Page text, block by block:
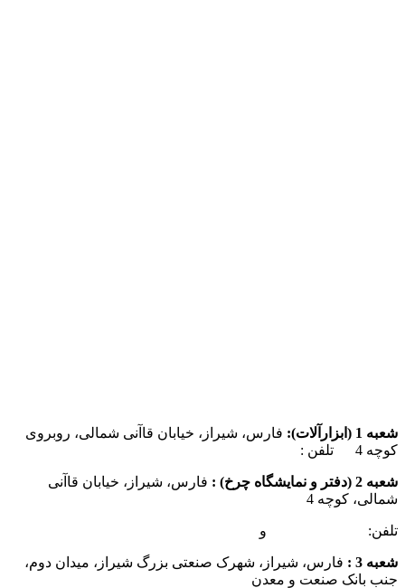
شعبه 1 (ابزارآلات):
فارس، شیراز، خیابان قاآنی شمالی، روبروی
کوچه 4 تلفن :
شعبه 2 (دفتر و نمایشگاه چرخ) :
فارس، شیراز، خیابان قاآنی
شمالی، کوچه 4
تلفن: و
شعبه 3 :
فارس، شیراز، شهرک صنعتی بزرگ شیراز، میدان دوم،
جنب بانک صنعت و معدن